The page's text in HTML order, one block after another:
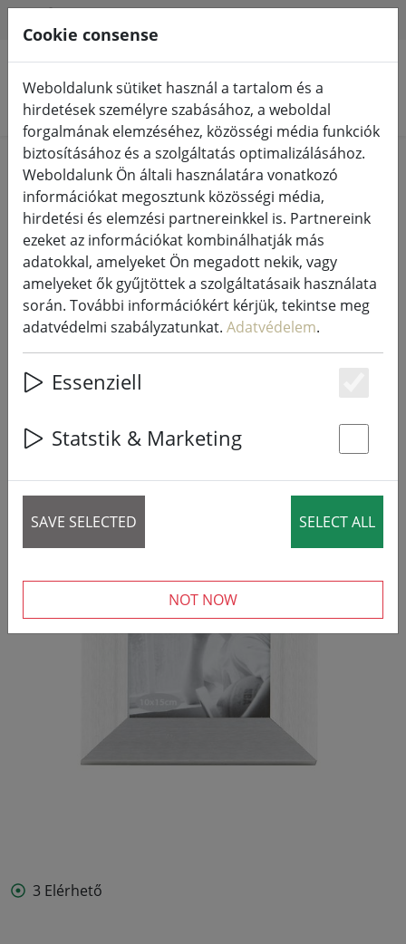
Termékek keresése
Home Élő Otthoni kiegészítők
KJ Collection képkeret alumínium/
üveg 15 x 10cm
3 Elérhető
Cookie consense
Weboldalunk sütiket használ a tartalom és a
hirdetések személyre szabásához, a weboldal
forgalmának elemzéséhez, közösségi média funkciók
biztosításához és a szolgáltatás optimalizálásához.
Weboldalunk Ön általi használatára vonatkozó
információkat megosztunk közösségi média,
hirdetési és elemzési partnereinkkel is. Partnereink
ezeket az információkat kombinálhatják más
adatokkal, amelyeket Ön megadott nekik, vagy
amelyeket ők gyűjtöttek a szolgáltatásaik használata
során. További információkért kérjük, tekintse meg
adatvédelmi szabályzatunkat. Adatvédelem.
Essenziell
Statstik & Marketing
SAVE SELECTED SELECT ALL
NOT NOW